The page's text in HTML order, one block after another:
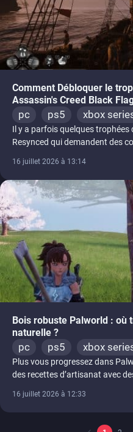
Comment Débloquer le
Assassin's Creed Black
pc ps5 xbox
Il y a parfois quelques trophées
Resynced qui demandent des
16 juillet 2026 à 13:14
Bois robuste Palworld : où
naturelle ?
pc ps5 xbox
Plus vous progressez dans
des recettes d’artisanat avec
16 juillet 2026 à 12:33